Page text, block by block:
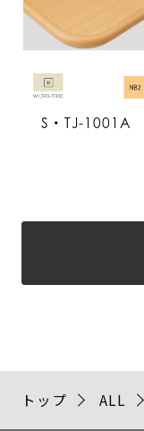
S・TJ-1001A
トップ ALL